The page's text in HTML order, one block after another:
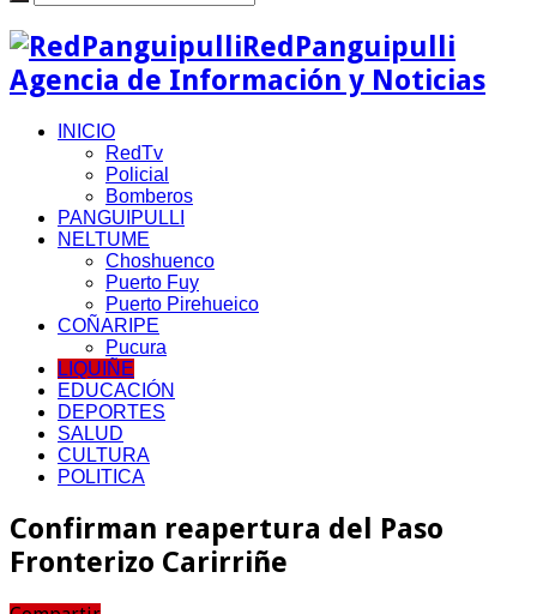
RedPanguipulli
Agencia de Información y Noticias
INICIO
RedTv
Policial
Bomberos
PANGUIPULLI
NELTUME
Choshuenco
Puerto Fuy
Puerto Pirehueico
COÑARIPE
Pucura
LIQUIÑE
EDUCACIÓN
DEPORTES
SALUD
CULTURA
POLITICA
Confirman reapertura del Paso
Fronterizo Carirriñe